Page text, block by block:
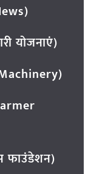
योजनाएं)
फाउंडेशन)